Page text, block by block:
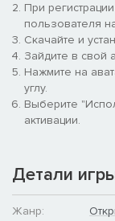
При
пользователя
Скачайте и
Зайдите в свой
Нажмите на
углу.
Выберите
активации.
Детали
Жанр: